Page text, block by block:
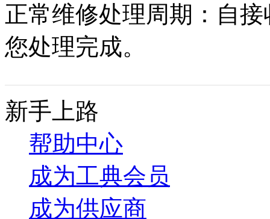
正常维修处理周期：自
您处理完成。
新手上路
帮助中心
成为工典会员
成为供应商